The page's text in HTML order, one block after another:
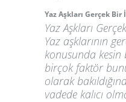
Yaz Aşkları Gerçek
Yaz Aşkları
Yaz aşklarının
konusunda kesin
birçok faktör
olarak
vadede kalıcı